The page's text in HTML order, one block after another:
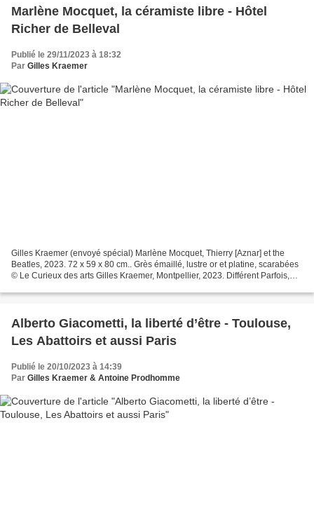
Marlène Mocquet, la céramiste libre - Hôtel
Richer de Belleval
Publié le 29/11/2023 à 18:32
Par Gilles Kraemer
Gilles Kraemer (envoyé spécial) Marlène Mocquet, Thierry [Aznar] et the
Beatles, 2023. 72 x 59 x 80 cm.. Grès émaillé, lustre or et platine, scarabées
© Le Curieux des arts Gilles Kraemer, Montpellier, 2023. Différent Parfois,
​​​​​​​Alberto Giacometti, la liberté d’être - Toulouse,
Les Abattoirs et aussi Paris
Publié le 20/10/2023 à 14:39
Par Gilles Kraemer & Antoine Prodhomme